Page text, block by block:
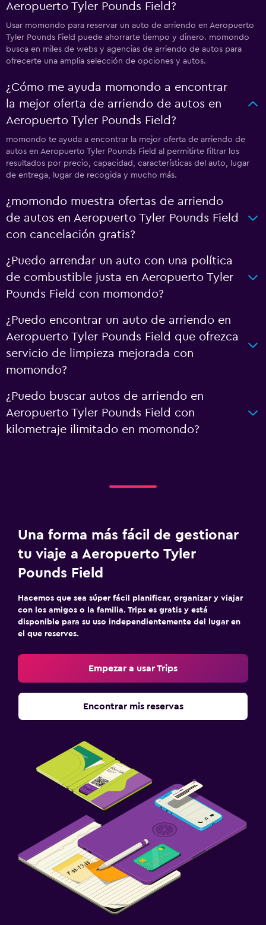
Aeropuerto Tyler Pounds Field?
Usar momondo para reservar un auto de arriendo en Aeropuerto
Tyler Pounds Field puede ahorrarte tiempo y dinero. momondo
busca en miles de webs y agencias de arriendo de autos para
ofrecerte una amplia selección de opciones y autos.
¿Cómo me ayuda momondo a encontrar
la mejor oferta de arriendo de autos en
Aeropuerto Tyler Pounds Field?
momondo te ayuda a encontrar la mejor oferta de arriendo de
autos en Aeropuerto Tyler Pounds Field al permitirte filtrar los
resultados por precio, capacidad, características del auto, lugar
de entrega, lugar de recogida y mucho más.
¿momondo muestra ofertas de arriendo
de autos en Aeropuerto Tyler Pounds Field
con cancelación gratis?
¿Puedo arrendar un auto con una política
de combustible justa en Aeropuerto Tyler
Pounds Field con momondo?
¿Puedo encontrar un auto de arriendo en
Aeropuerto Tyler Pounds Field que ofrezca
servicio de limpieza mejorada con
momondo?
¿Puedo buscar autos de arriendo en
Aeropuerto Tyler Pounds Field con
kilometraje ilimitado en momondo?
Una forma más fácil de gestionar
tu viaje a Aeropuerto Tyler
Pounds Field
Hacemos que sea súper fácil planificar, organizar y viajar
con los amigos o la familia. Trips es gratis y está
disponible para su uso independientemente del lugar en
el que reserves.
Empezar a usar Trips
Encontrar mis reservas